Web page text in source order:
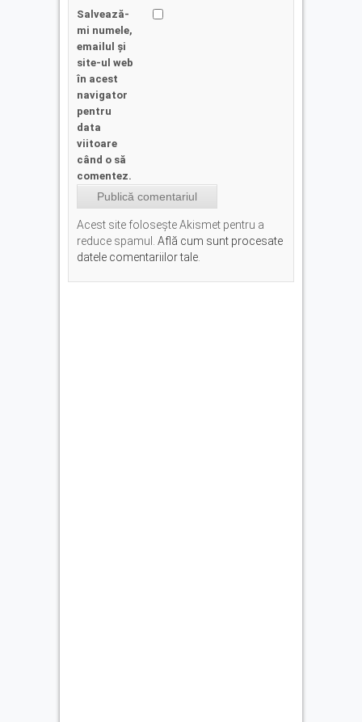
Salvează-
mi numele,
emailul și
site-ul web
în acest
navigator
pentru
data
viitoare
când o să
comentez.
Acest site folosește Akismet pentru a
reduce spamul. Află cum sunt procesate
datele comentariilor tale